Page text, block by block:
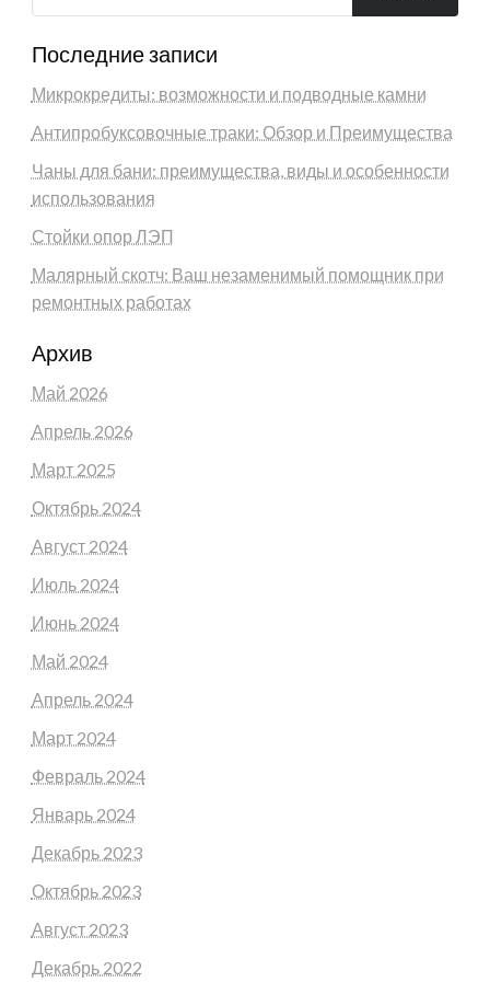
Последние записи
Микрокредиты: возможности и подводные камни
Антипробуксовочные траки: Обзор и Преимущества
Чаны для бани: преимущества, виды и особенности
использования
Стойки опор ЛЭП
Малярный скотч: Ваш незаменимый помощник при
ремонтных работах
Архив
Май 2026
Апрель 2026
Март 2025
Октябрь 2024
Август 2024
Июль 2024
Июнь 2024
Май 2024
Апрель 2024
Март 2024
Февраль 2024
Январь 2024
Декабрь 2023
Октябрь 2023
Август 2023
Декабрь 2022